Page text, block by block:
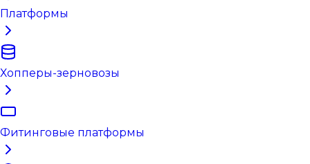
Платформы
Хопперы-зерновозы
Фитинговые платформы